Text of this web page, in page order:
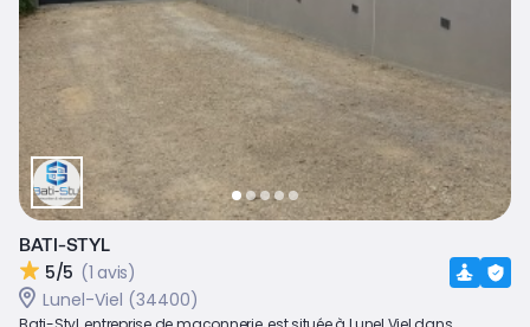
BATI-STYL
5/5 (1 avis)
Lunel-Viel (34400)